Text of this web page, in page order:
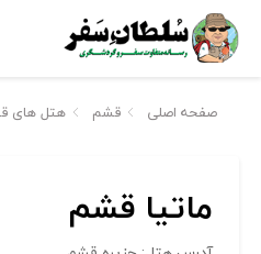
صفحه اصلی قشم هتل های
ماتیا قشم